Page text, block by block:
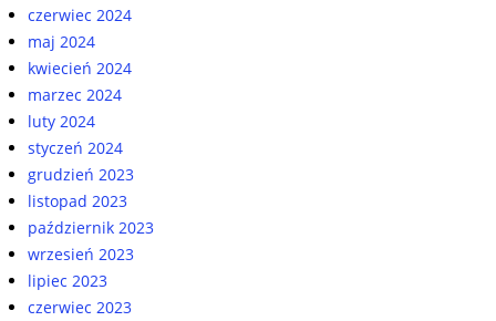
czerwiec 2024
maj 2024
kwiecień 2024
marzec 2024
luty 2024
styczeń 2024
grudzień 2023
listopad 2023
październik 2023
wrzesień 2023
lipiec 2023
czerwiec 2023